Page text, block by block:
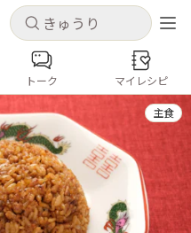
キャンセル
を保存できます
新規登録
キャンセル
コンテンツ
ト
とうもろこし
トーク マイレシピ
主食